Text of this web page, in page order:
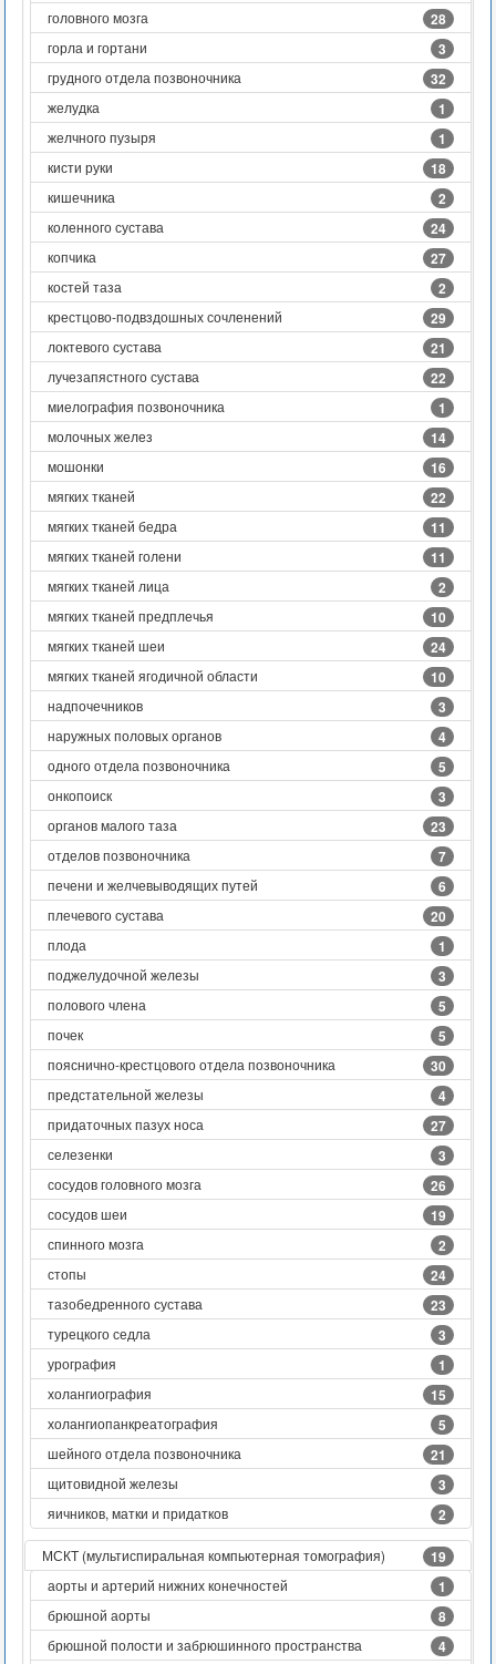
головного мозга 28
горла и гортани 3
грудного отдела позвоночника 32
желудка 1
желчного пузыря 1
кисти руки 18
кишечника 2
коленного сустава 24
копчика 27
костей таза 2
крестцово-подвздошных сочленений 29
локтевого сустава 21
лучезапястного сустава 22
миелография позвоночника 1
молочных желез 14
мошонки 16
мягких тканей 22
мягких тканей бедра 11
мягких тканей голени 11
мягких тканей лица 2
мягких тканей предплечья 10
мягких тканей шеи 24
мягких тканей ягодичной области 10
надпочечников 3
наружных половых органов 4
одного отдела позвоночника 5
онкопоиск 3
органов малого таза 23
отделов позвоночника 7
печени и желчевыводящих путей 6
плечевого сустава 20
плода 1
поджелудочной железы 3
полового члена 5
почек 5
пояснично-крестцового отдела позвоночника 30
предстательной железы 4
придаточных пазух носа 27
селезенки 3
сосудов головного мозга 26
сосудов шеи 19
спинного мозга 2
стопы 24
тазобедренного сустава 23
турецкого седла 3
урография 1
холангиография 15
холангиопанкреатография 5
шейного отдела позвоночника 21
щитовидной железы 3
яичников, матки и придатков 2
МСКТ (мультиспиральная компьютерная томография) 19
аорты и артерий нижних конечностей 1
брюшной аорты 8
брюшной полости и забрюшинного пространства 4